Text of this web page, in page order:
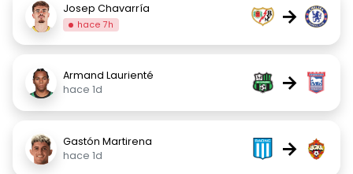
Josep Chavarría
hace 7h →
Armand Laurienté
hace 1d
→
Gastón Martirena
hace 1d
→